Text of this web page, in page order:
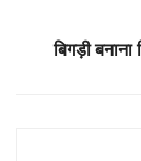
बिगड़ी